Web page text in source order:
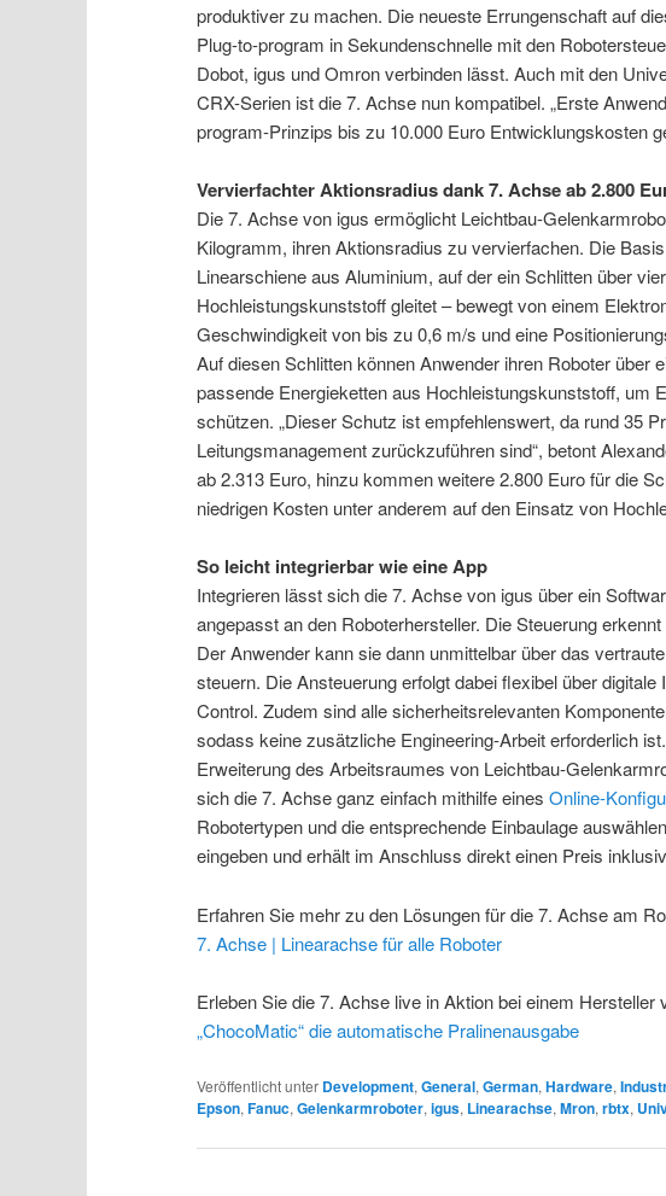
produktiver zu machen. Die neueste Errungenschaft auf
Plug-to-program in Sekundenschnelle mit den
Dobot, igus und Omron verbinden lässt. Auch mit den
CRX-Serien ist die 7. Achse nun kompatibel. „Erste
program-Prinzips bis zu 10.000 Euro Entwicklungskosten
Vervierfachter Aktionsradius dank 7. Achse ab 2.800
Die 7. Achse von igus ermöglicht Leichtbau-
Kilogramm, ihren Aktionsradius zu vervierfachen. Die
Linearschiene aus Aluminium, auf der ein Schlitten über
Hochleistungskunststoff gleitet – bewegt von einem
Geschwindigkeit von bis zu 0,6 m/s und eine
Auf diesen Schlitten können Anwender ihren Roboter über
passende Energieketten aus Hochleistungskunststoff, um
schützen. „Dieser Schutz ist empfehlenswert, da rund 35
Leitungsmanagement zurückzuführen sind“, betont
ab 2.313 Euro, hinzu kommen weitere 2.800 Euro für die
niedrigen Kosten unter anderem auf den Einsatz von
So leicht integrierbar wie eine App
Integrieren lässt sich die 7. Achse von igus über ein
angepasst an den Roboterhersteller. Die Steuerung
Der Anwender kann sie dann unmittelbar über das
steuern. Die Ansteuerung erfolgt dabei flexibel über
Control. Zudem sind alle sicherheitsrelevanten
sodass keine zusätzliche Engineering-Arbeit erforderlich
Erweiterung des Arbeitsraumes von Leichtbau-
sich die 7. Achse ganz einfach mithilfe einesOnline-
Robotertypen und die entsprechende Einbaulage
eingeben und erhält im Anschluss direkt einen Preis
Erfahren Sie mehr zu den Lösungen für die 7. Achse am
7. Achse | Linearachse für alle Roboter
Erleben Sie die 7. Achse live in Aktion bei einem Hersteller
„ChocoMatic“ die automatische Pralinenausgabe
Veröffentlicht unter Development,General,German,Hardware,
Epson,Fanuc,Gelenkarmroboter,igus, Linearachse,Mron,rbtx,